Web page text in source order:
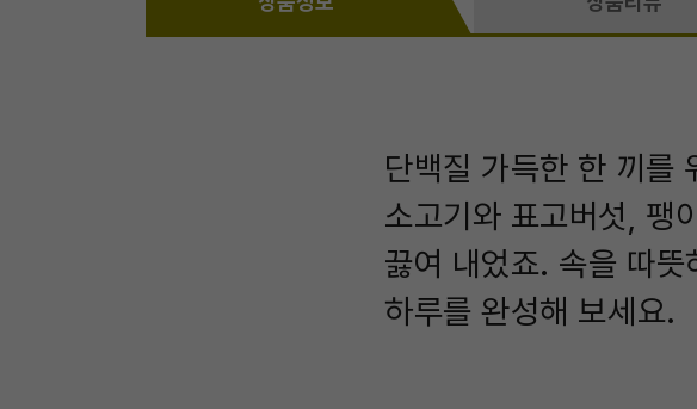
단백질 가득한 한 끼를
소고기와 표고버섯, 팽
끓여 내었죠. 속을 따
하루를 완성해 보세요.